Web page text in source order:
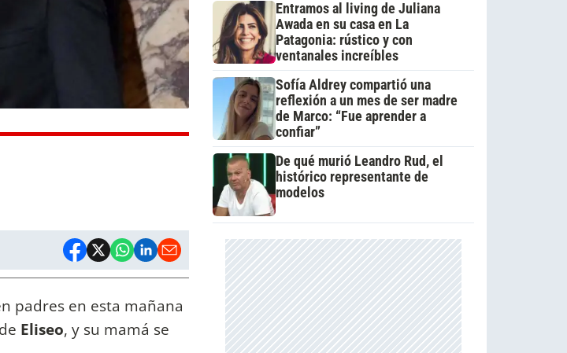
padres en esta mañana
Eliseo, y su mamá se
Entramos al living de Juliana
Awada en su casa en La
Patagonia: rústico y con
ventanales increíbles
Sofía Aldrey compartió una
reflexión a un mes de ser madre
de Marco: “Fue aprender a
confiar”
De qué murió Leandro Rud, el
histórico representante de
modelos